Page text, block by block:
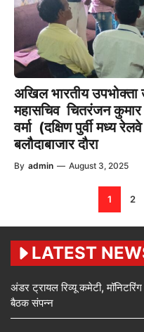
अखिल भारतीय उपभोक्ता
महासचिव चितरंजन
वर्मा (दक्षिण पुर्वी मध्य
बलौदाबाजार दौरा
By admin — August 3, 2025
1 2
LATEST
अंडर ट्रायल रिव्यू कमेटी,
बैठक संपन्न